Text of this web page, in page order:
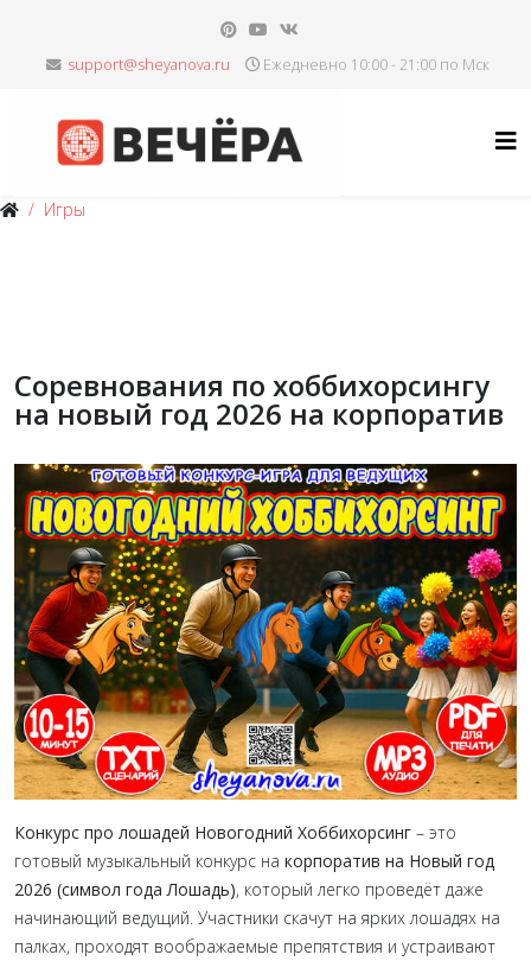
Ежедневно 10:00 - 21:00 по Мск
Игры
Соревнования по хоббихорсингу
на новый год 2026 на корпоратив
Конкурс про лошадей Новогодний Хоббихорсинг – это
готовый музыкальный конкурс на корпоратив на Новый год
2026 (символ года Лошадь), который легко проведёт даже
начинающий ведущий. Участники скачут на ярких лошадях на
палках, проходят воображаемые препятствия и устраивают